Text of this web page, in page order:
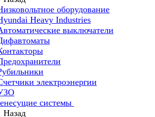
оборудование
Heavy Industries
выключатели
электроэнергии
системы
Назад